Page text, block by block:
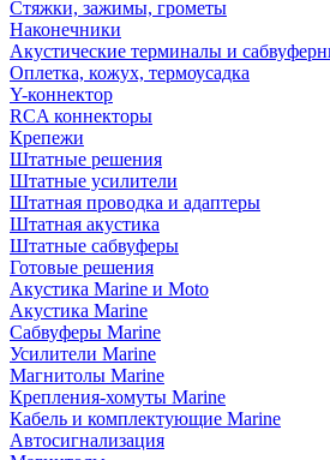
Стяжки, зажимы, грометы
Наконечники
Акустические терминалы и
Оплетка, кожух, термоусадка
Y-коннектор
RCA коннекторы
Крепежи
Штатные решения
Штатные усилители
Штатная проводка и адаптеры
Штатная акустика
Штатные сабвуферы
Готовые решения
Акустика Marine и Moto
Акустика Marine
Сабвуферы Marine
Усилители Marine
Магнитолы Marine
Крепления-хомуты Marine
Кабель и комплектующие Marine
Автосигнализация